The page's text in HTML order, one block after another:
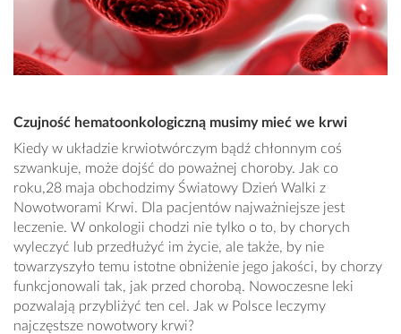
Czujność hematoonkologiczną musimy mieć we krwi
Kiedy w układzie krwiotwórczym bądź chłonnym coś
szwankuje, może dojść do poważnej choroby. Jak co
roku,28 maja obchodzimy Światowy Dzień Walki z
Nowotworami Krwi. Dla pacjentów najważniejsze jest
leczenie. W onkologii chodzi nie tylko o to, by chorych
wyleczyć lub przedłużyć im życie, ale także, by nie
towarzyszyło temu istotne obniżenie jego jakości, by chorzy
funkcjonowali tak, jak przed chorobą. Nowoczesne leki
pozwalają przybliżyć ten cel. Jak w Polsce leczymy
najczęstsze nowotwory krwi?